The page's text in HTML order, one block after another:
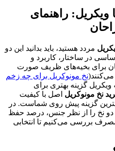
ویکریل: راهنمای
مردد هستید، باید بدانید این دو
در ساختار، کاربرد و
برای بخیه‌های ظریف صورت
می‌کنند(نخ مونوکریل برای چه زخم
گزینه بهتری برای
نخ مونوکریل اصل با کیفیت
گزینه پیش روی شماست. در
دو نخ را از نظر جنس، درصد حفظ
بررسی می‌کنیم تا انتخابی